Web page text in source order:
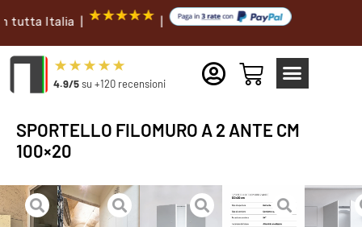
| |
4.9/5su +120 recensioni
SPORTELLO FILOMURO A 2 ANTE CM
100×20